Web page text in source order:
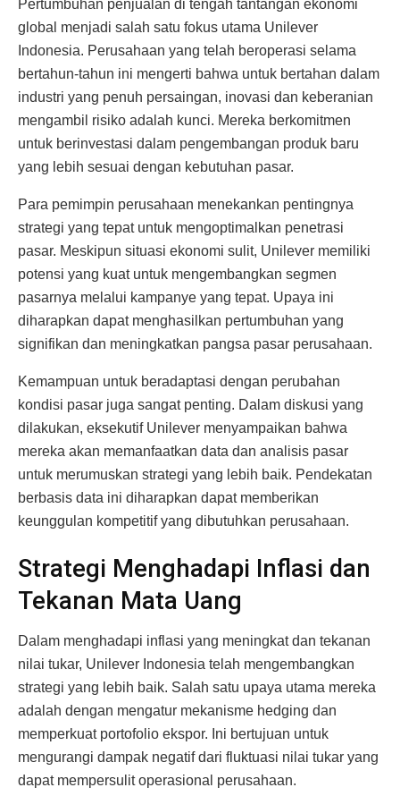
Pertumbuhan penjualan di tengah tantangan ekonomi
global menjadi salah satu fokus utama Unilever
Indonesia. Perusahaan yang telah beroperasi selama
bertahun-tahun ini mengerti bahwa untuk bertahan dalam
industri yang penuh persaingan, inovasi dan keberanian
mengambil risiko adalah kunci. Mereka berkomitmen
untuk berinvestasi dalam pengembangan produk baru
yang lebih sesuai dengan kebutuhan pasar.
Para pemimpin perusahaan menekankan pentingnya
strategi yang tepat untuk mengoptimalkan penetrasi
pasar. Meskipun situasi ekonomi sulit, Unilever memiliki
potensi yang kuat untuk mengembangkan segmen
pasarnya melalui kampanye yang tepat. Upaya ini
diharapkan dapat menghasilkan pertumbuhan yang
signifikan dan meningkatkan pangsa pasar perusahaan.
Kemampuan untuk beradaptasi dengan perubahan
kondisi pasar juga sangat penting. Dalam diskusi yang
dilakukan, eksekutif Unilever menyampaikan bahwa
mereka akan memanfaatkan data dan analisis pasar
untuk merumuskan strategi yang lebih baik. Pendekatan
berbasis data ini diharapkan dapat memberikan
keunggulan kompetitif yang dibutuhkan perusahaan.
Strategi Menghadapi Inflasi dan
Tekanan Mata Uang
Dalam menghadapi inflasi yang meningkat dan tekanan
nilai tukar, Unilever Indonesia telah mengembangkan
strategi yang lebih baik. Salah satu upaya utama mereka
adalah dengan mengatur mekanisme hedging dan
memperkuat portofolio ekspor. Ini bertujuan untuk
mengurangi dampak negatif dari fluktuasi nilai tukar yang
dapat mempersulit operasional perusahaan.